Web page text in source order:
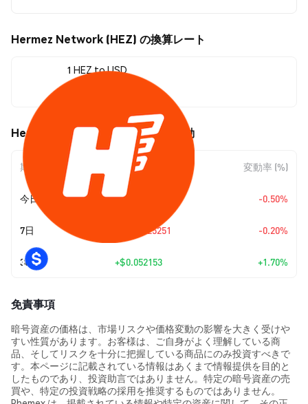
Hermez Network (HEZ) の換算レート
1 HEZ to USD
Hermez Network (HEZ) の価格変動
期間 金額変動 変動率 (%)
今日 -$0.015678 -0.50%
7日 $-0.00625251 -0.20%
30日 +$0.052153 +1.70%
免責事項
暗号資産の価格は、市場リスクや価格変動の影響を大きく受けや
すい性質があります。お客様は、ご自身がよく理解している商
品、そしてリスクを十分に把握している商品にのみ投資すべきで
す。本ページに記載されている情報はあくまで情報提供を目的と
したものであり、投資助言ではありません。特定の暗号資産の売
買や、特定の投資戦略の採用を推奨するものではありません。